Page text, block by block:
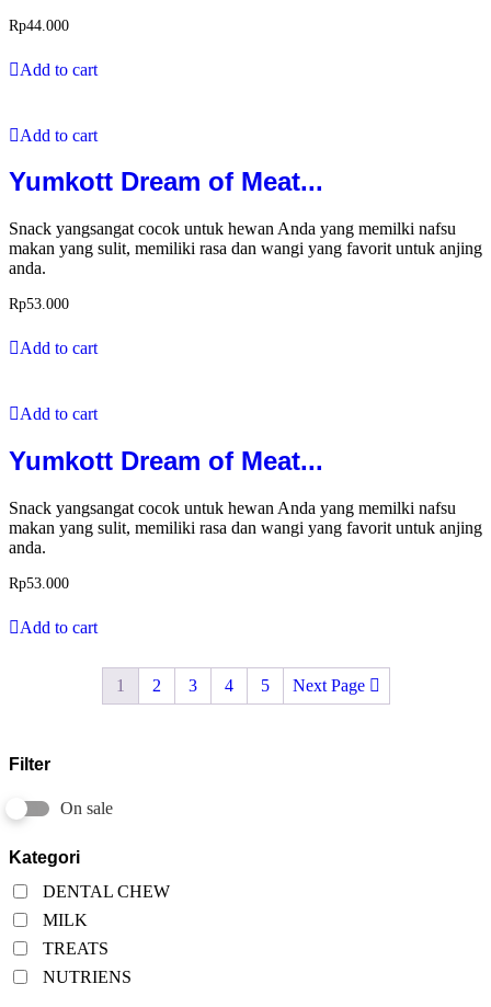
Rp44.000
Add to cart
Add to cart
Yumkott Dream of Meat...
Snack yangsangat cocok untuk hewan Anda yang memilki nafsu
makan yang sulit, memiliki rasa dan wangi yang favorit untuk anjing
anda.
Rp53.000
Add to cart
Add to cart
Yumkott Dream of Meat...
Snack yangsangat cocok untuk hewan Anda yang memilki nafsu
makan yang sulit, memiliki rasa dan wangi yang favorit untuk anjing
anda.
Rp53.000
Add to cart
1 2 3 4 5 Next Page
Filter
On sale
Kategori
DENTAL CHEW
MILK
TREATS
NUTRIENS